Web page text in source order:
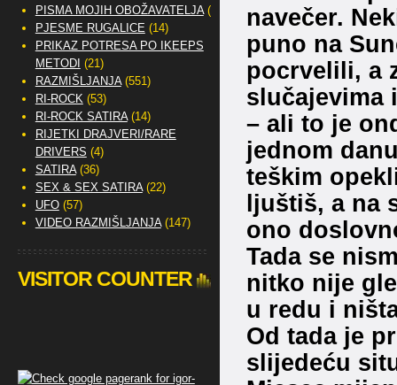
navečer.
puno na
pocrvelili, a
slučajevima
– ali to je
jednom
teškim
ljuštiš, a na
ono
Tada se
nitko nije
u redu i
Od tada je
slijedeću
PISMA MOJIH OBOŽAVATELJA(2)
PJESME RUGALICE (14)
PRIKAZ POTRESA PO IKEEPS
METODI (21)
RAZMIŠLJANJA(551)
RI-ROCK(53)
RI-ROCK SATIRA(14)
RIJETKI DRAJVERI/RARE
DRIVERS (4)
SATIRA(36)
SEX & SEX SATIRA(22)
UFO(57)
VIDEO RAZMIŠLJANJA(147)
VISITOR COUNTER